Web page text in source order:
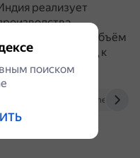
реализует
— вывести объём
5 млн т в год к
поиском